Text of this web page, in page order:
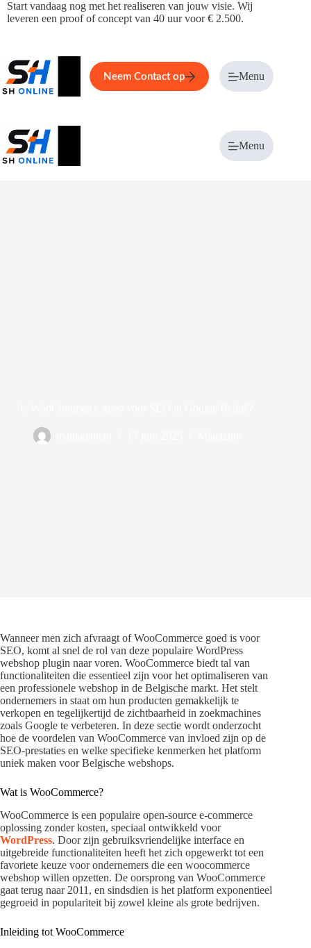
Ga
naar
Start vandaag nog met het realiseren van jouw visie. Wij
leveren een proof of concept van 40 uur voor € 2.500.
Home Service Over ons
Neem Contact op Menu
Menu
Wanneer men zich afvraagt of WooCommerce goed is voor
SEO, komt al snel de rol van deze populaire WordPress
webshop plugin naar voren. WooCommerce biedt tal van
functionaliteiten die essentieel zijn voor het optimaliseren van
een professionele webshop in de Belgische markt. Het stelt
ondernemers in staat om hun producten gemakkelijk te
verkopen en tegelijkertijd de zichtbaarheid in zoekmachines
zoals Google te verbeteren. In deze sectie wordt onderzocht
hoe de voordelen van WooCommerce van invloed zijn op de
SEO-prestaties en welke specifieke kenmerken het platform
uniek maken voor Belgische webshops.
Wat is WooCommerce?
WooCommerce is een populaire open-source e-commerce
oplossing zonder kosten, speciaal ontwikkeld voor
WordPress. Door zijn gebruiksvriendelijke interface en
uitgebreide functionaliteiten heeft het zich opgewerkt tot een
favoriete keuze voor ondernemers die een woocommerce
webshop willen opzetten. De oorsprong van WooCommerce
gaat terug naar 2011, en sindsdien is het platform exponentieel
gegroeid in populariteit bij zowel kleine als grote bedrijven.
Inleiding tot WooCommerce